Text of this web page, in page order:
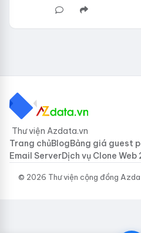
Thư viện Azdata.vn
Trang chủBlogBảng giá guest
Email ServerDịch vụ Clone Web
© 2026 Thư viện cộng đồng